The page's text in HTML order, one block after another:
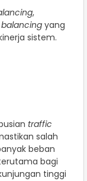
,
yang
sistem.
traffic
salah
beban
bagi
tinggi